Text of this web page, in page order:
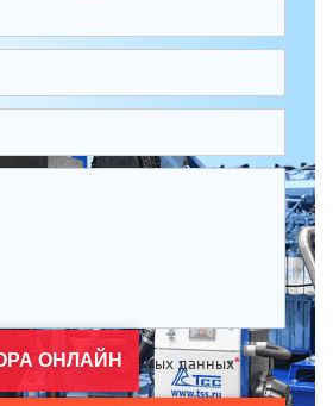
персональных данных*
ОНЛАЙН